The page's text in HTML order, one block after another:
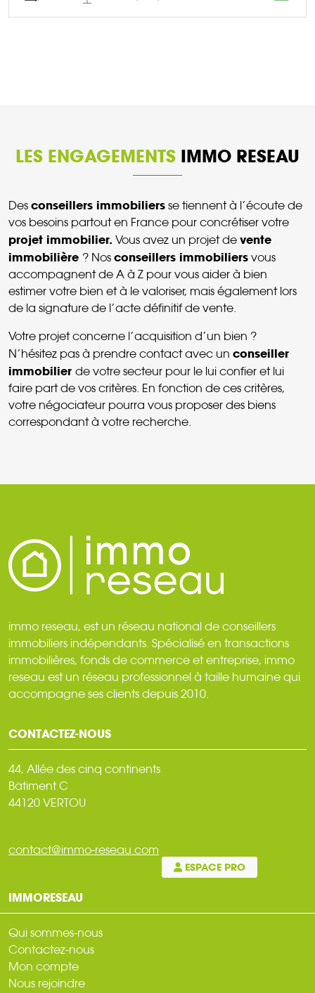
LES ENGAGEMENTS IMMO RESEAU
Des conseillers immobiliers se tiennent à l’écoute de
vos besoins partout en France pour concrétiser votre
projet immobilier. Vous avez un projet de vente
immobilière ? Nos conseillers immobiliers vous
accompagnent de A à Z pour vous aider à bien
estimer votre bien et à le valoriser, mais également lors
de la signature de l’acte définitif de vente.
Votre projet concerne l’acquisition d’un bien ?
N’hésitez pas à prendre contact avec un conseiller
immobilier de votre secteur pour le lui confier et lui
faire part de vos critères. En fonction de ces critères,
votre négociateur pourra vous proposer des biens
correspondant à votre recherche.
immo reseau, est un réseau national de conseillers
immobiliers indépendants. Spécialisé en transactions
immobilières, fonds de commerce et entreprise, immo
reseau est un réseau professionnel à taille humaine qui
accompagne ses clients depuis 2010.
CONTACTEZ-NOUS
44, Allée des cinq continents
Bâtiment C
44120 VERTOU
contact@immo-reseau.com
ESPACE PRO
IMMORESEAU
Qui sommes-nous
Contactez-nous
Mon compte
Nous rejoindre